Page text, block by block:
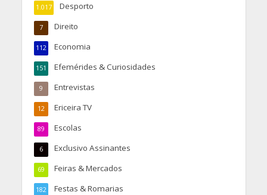
Desporto
1.017
Direito
7
Economia
112
Efemérides & Curiosidades
151
Entrevistas
9
Ericeira TV
12
Escolas
89
Exclusivo Assinantes
6
Feiras & Mercados
69
Festas & Romarias
182